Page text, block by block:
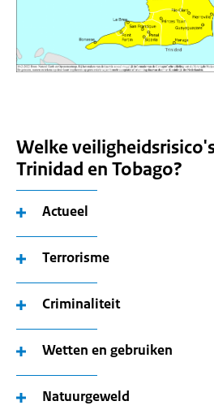
Welke
Trinidad en Tobago?
Actueel
Terrorisme
Criminaliteit
Wetten en gebruiken
Natuurgeweld